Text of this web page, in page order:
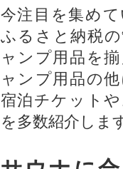
今注目を集め
ふるさと納税
ャンプ用品を
ャンプ用品の
宿泊チケット
を多数紹介しま